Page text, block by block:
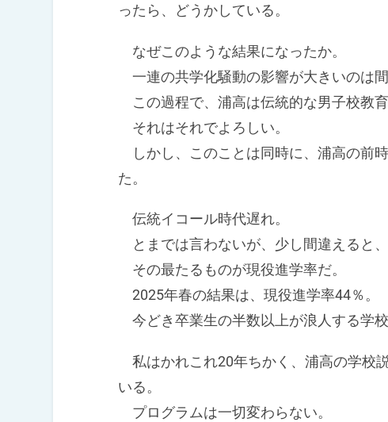
ったら、どうかしている。
なぜこのような結果になったか。
一連の共学化騒動の影響が大きいのは間
この過程で、浦高は伝統的な男子校教
それはそれでよろしい。
しかし、このことは同時に、浦高の前
た。
伝統イコール時代遅れ。
とまでは言わないが、少し間違えると
その最たるものが現役進学率だ。
2025年春の結果は、現役進学率44％。
今どき卒業生の半数以上が浪人する学校
私はかれこれ20年ちかく、浦高の学校
いる。
プログラムは一切変わらない。